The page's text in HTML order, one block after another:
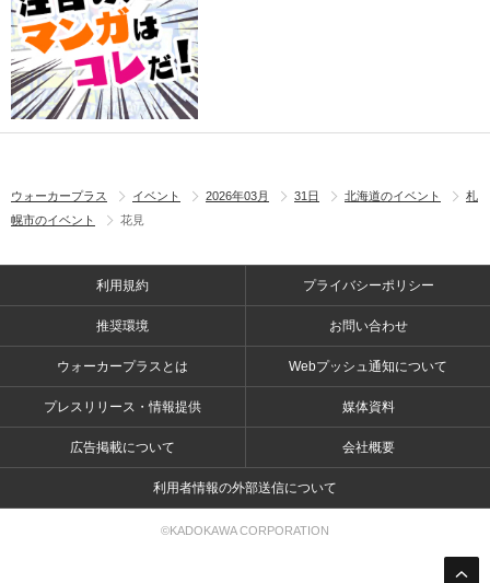
ウォーカープラス イベント 2026年03月 31日 北海道のイベント
札
幌市のイベント
花見
利用規約 プライバシーポリシー
推奨環境 お問い合わせ
ウォーカープラスとは Webプッシュ通知について
プレスリリース・情報提供 媒体資料
広告掲載について 会社概要
利用者情報の外部送信について
©KADOKAWA CORPORATION